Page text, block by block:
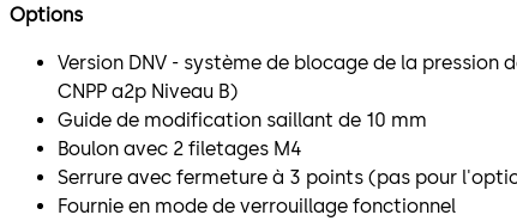
Options
Version DNV - système de blocage de la
CNPP a2p Niveau B)
Guide de modification saillant de 10 mm
Boulon avec 2 filetages M4
Serrure avec fermeture à 3 points (pas pour
Fournie en mode de verrouillage fonctionnel